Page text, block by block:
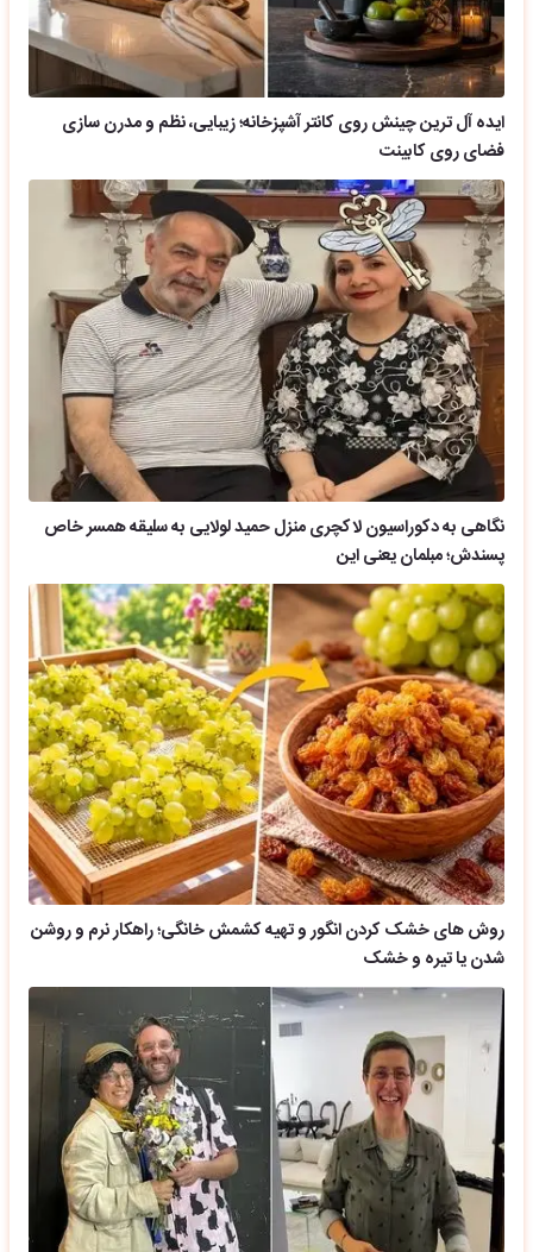
ایده آل ترین چینش روی کانتر آشپزخانه؛ زیبایی، نظم و مدرن سازی
فضای روی کابینت
نگاهی به دکوراسیون لاکچری منزل حمید لولایی به سلیقه همسر خاص
پسندش؛ مبلمان یعنی این
روش های خشک کردن انگور و تهیه کشمش خانگی؛ راهکار نرم و روشن
شدن یا تیره و خشک